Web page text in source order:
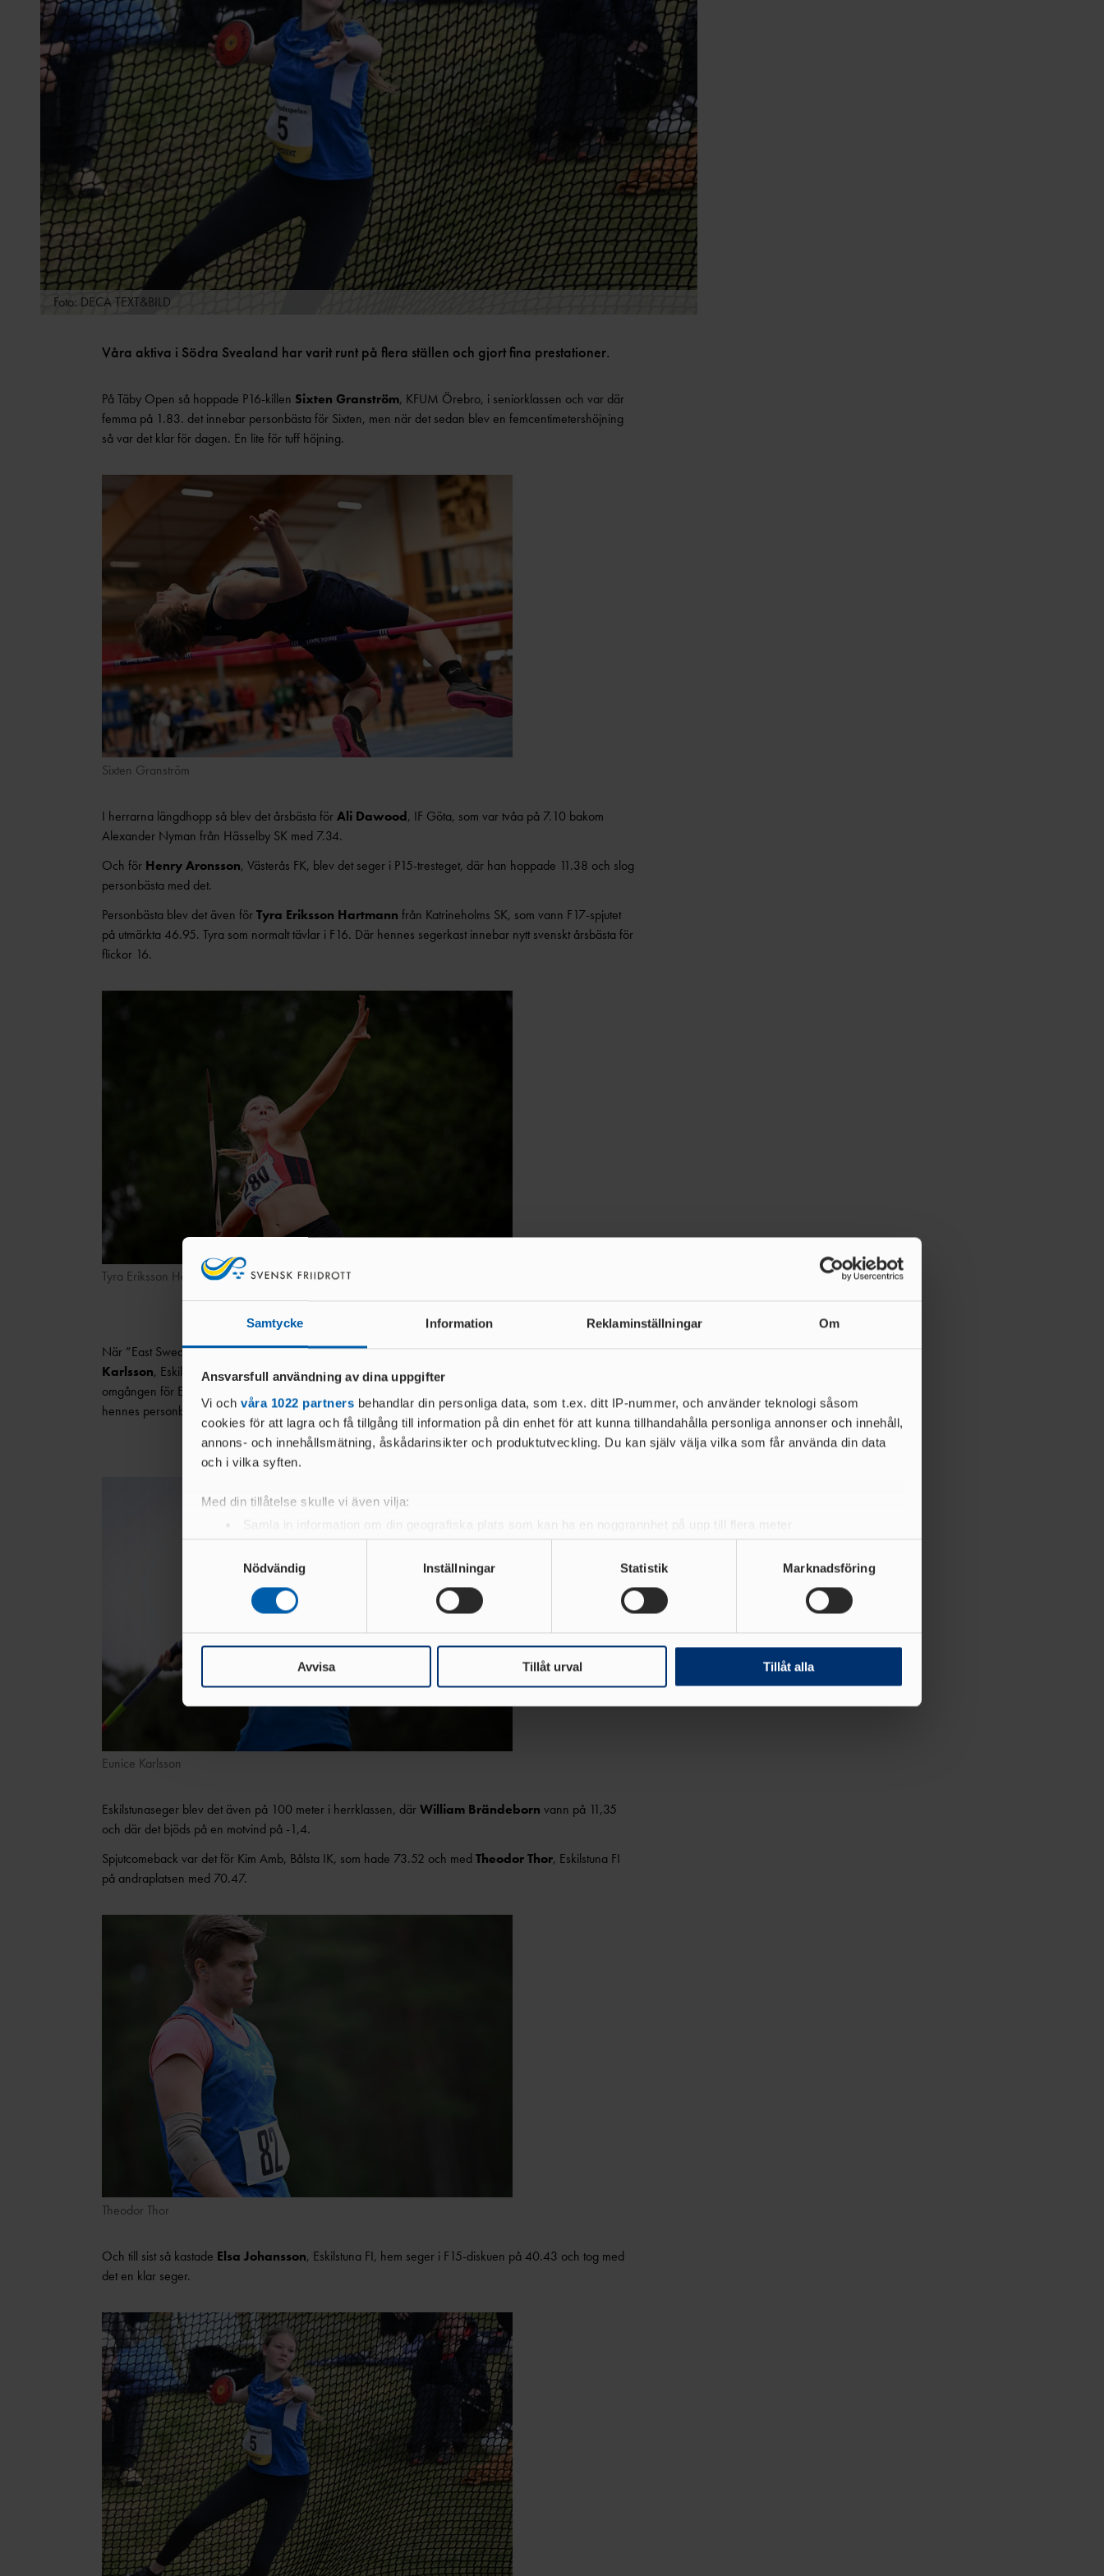
Samtycke Information Reklaminställningar Om
Ansvarsfull användning av dina uppgifter
Vi och våra 1022 partners behandlar din personliga data, som t.ex. ditt IP-nummer, och använder teknologi såsom
cookies för att lagra och få tillgång till information på din enhet för att kunna tillhandahålla personliga annonser och innehåll,
annons- och innehållsmätning, åskådarinsikter och produktutveckling. Du kan själv välja vilka som får använda din data
och i vilka syften.
Med din tillåtelse skulle vi även vilja:
Samla in information om din geografiska plats som kan ha en noggrannhet på upp till flera meter
Ta reda på mer om hur dina personliga uppgifter behandlas och ställ in dina preferenser i
detaljsektionen. Du kan ändra
eller dra tillbaka ditt samtycke när som helst från cookie-förklaringen.
sociala medier och analysera vår trafik. Vi vidarebefordrar även sådana identifierare och annan information från din enhet
till de sociala medier och annons- och analysföretag som vi samarbetar med. Dessa kan i sin tur kombinera informationen
med annan information som du har tillhandahållit eller som de har samlat in när du har använt deras tjänster.
Nödvändig
Inställningar Statistik Marknadsföring
Avvisa Tillåt urval Tillåt alla
Foto: DECA TEXT&BILD
Våra aktiva i Södra Svealand har varit runt på flera ställen och gjort fina prestationer.
På Täby Open så hoppade P16-killen Sixten Granström, KFUM Örebro, i seniorklassen och var där
femma på 1.83. det innebar personbästa för Sixten, men när det sedan blev en femcentimetershöjning
så var det klar för dagen. En lite för tuff höjning.
Sixten Granström
I herrarna längdhopp så blev det årsbästa förAli Dawood, IF Göta, som var tvåa på 7.10 bakom
Alexander Nyman från Hässelby SK med 7.34.
Och för Henry Aronsson, Västerås FK, blev det seger i P15-tresteget, där han hoppade 11.38 och slog
personbästa med det.
Personbästa blev det även förTyra Eriksson Hartmann från Katrineholms SK, som vann F17-spjutet
på utmärkta 46.95. Tyra som normalt tävlar i F16. Där hennes segerkast innebar nytt svenskt årsbästa för
flickor 16.
Tyra Eriksson Hartman
När ”East Sweden Games” avgjordes på Campus Valla i Linköping så blev det seger för
Karlsson, Eskilstuna FI , den kvinnliga spjutkastningen. Och där det blev något av en pärla i den tredje
omgången för Eunice, då spjut seglade iväg och landade på hela 52.09. - bara två centimeter från
hennes personbästa från Bålsta vid samma tid ifjol.
Eunice Karlsson
Eskilstunaseger blev det även på 100 meter i herrklassen, därWilliam Brändeborn vann på 11,35
och där det bjöds på en motvind på -1,4.
Spjutcomeback var det för Kim Amb, Bålsta IK, som hade 73.52 och med Theodor Thor, Eskilstuna FI
på andraplatsen med 70.47.
Theodor Thor
Och till sist så kastade Elsa Johansson, Eskilstuna FI, hem seger i F15-diskuen på 40.43 och tog med
det en klar seger.